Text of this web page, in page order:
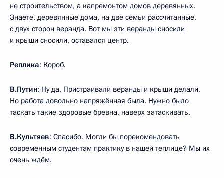
не строительством, а капремонтом домов деревянных.
Знаете, деревянные дома, на две семьи рассчитанные,
с двух сторон веранда. Вот мы эти веранды сносили
и крыши сносили, оставался центр.
Реплика: Короб.
В.Путин: Ну да. Пристраивали веранды и крыши делали.
Но работа довольно напряжённая была. Нужно было
таскать такие здоровые бревна, наверх затаскивать.
В.Культяев: Спасибо. Могли бы порекомендовать
современным студентам практику в нашей теплице? Мы их
очень ждём.